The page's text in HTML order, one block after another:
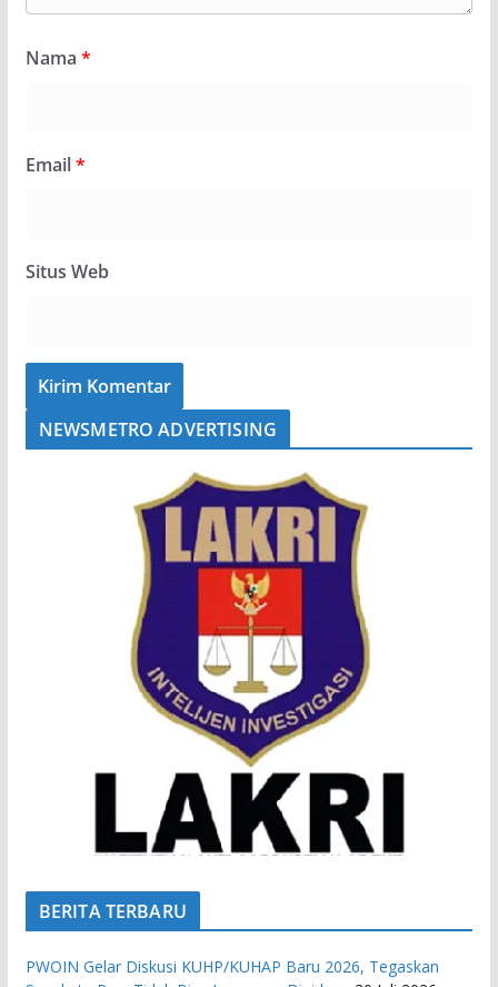
Nama *
Email*
Situs Web
NEWSMETRO ADVERTISING
BERITA TERBARU
PWOIN Gelar Diskusi KUHP/KUHAP Baru 2026, Tegaskan